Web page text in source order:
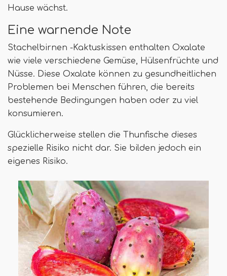
Hause wächst.
Eine warnende Note
Stachelbirnen -Kaktuskissen enthalten Oxalate
wie viele verschiedene Gemüse, Hülsenfrüchte und
Nüsse. Diese Oxalate können zu gesundheitlichen
Problemen bei Menschen führen, die bereits
bestehende Bedingungen haben oder zu viel
konsumieren.
Glücklicherweise stellen die Thunfische dieses
spezielle Risiko nicht dar. Sie bilden jedoch ein
eigenes Risiko.